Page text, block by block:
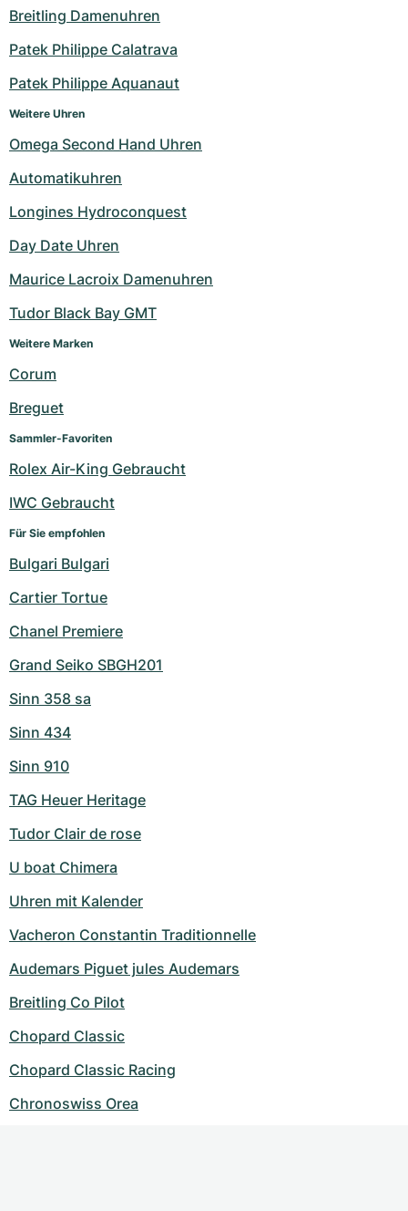
Breitling Damenuhren
Patek Philippe Calatrava
Patek Philippe Aquanaut
Weitere Uhren
Omega Second Hand Uhren
Automatikuhren
Longines Hydroconquest
Day Date Uhren
Maurice Lacroix Damenuhren
Tudor Black Bay GMT
Weitere Marken
Corum
Breguet
Sammler-Favoriten
Rolex Air-King Gebraucht
IWC Gebraucht
Für Sie empfohlen
Bulgari Bulgari
Cartier Tortue
Chanel Premiere
Grand Seiko SBGH201
Sinn 358 sa
Sinn 434
Sinn 910
TAG Heuer Heritage
Tudor Clair de rose
U boat Chimera
Uhren mit Kalender
Vacheron Constantin Traditionnelle
Audemars Piguet jules Audemars
Breitling Co Pilot
Chopard Classic
Chopard Classic Racing
Chronoswiss Orea